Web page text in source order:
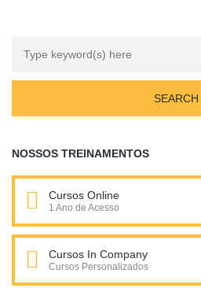
NOSSOS TREINAMENTOS
Cursos Online
1 Ano de Acesso
Cursos In Company
Cursos Personalizados